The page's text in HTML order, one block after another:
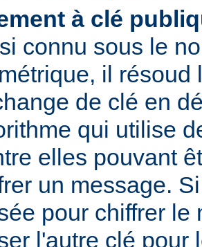
à clé
connu sous le
il résoud
de clé en
qui utilise
elles pouvant
un message.
pour chiffrer le
l'autre clé pour